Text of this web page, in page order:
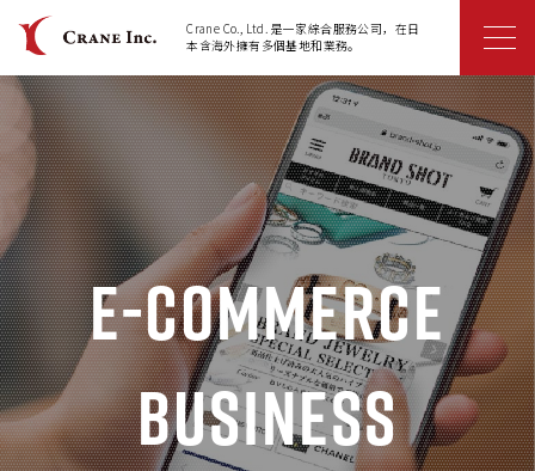
Crane Co., Ltd. 是一家綜合服務公司，在日
本含海外擁有多個基地和業務。
E-commerce
Business